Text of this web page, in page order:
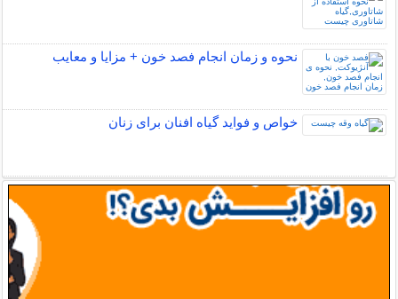
نحوه و زمان انجام فصد خون + مزایا و معایب
خواص و فواید گیاه افنان برای زنان